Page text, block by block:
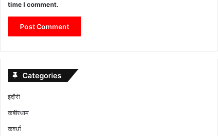
time I comment.
Categories
इंदौरी
कबीरधाम
कवर्धा